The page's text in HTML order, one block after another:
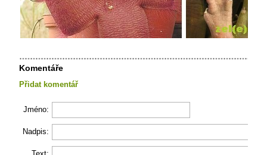
Komentáře
Přidat komentář
Jméno:
Nadpis: